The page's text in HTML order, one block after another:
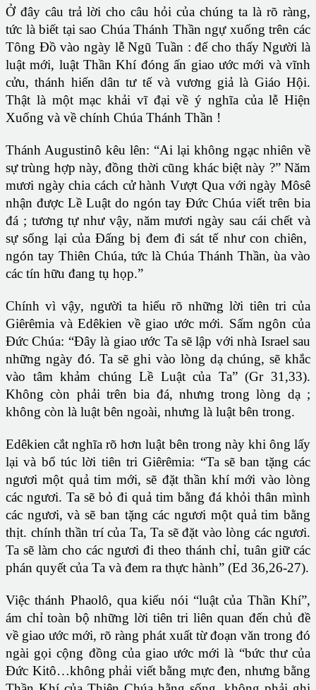
Ở đây câu trả lời cho câu hỏi của chúng ta là rõ ràng,
tức là biết tại sao Chúa Thánh Thần ngự xuống trên các
Tông Đồ vào ngày lễ Ngũ Tuần : để cho thấy Người là
luật mới, luật Thần Khí đóng ấn giao ước mới và vĩnh
cửu, thánh hiến dân tư tế và vương giả là Giáo Hội.
Thật là một mạc khải vĩ đại về ý nghĩa của lễ Hiện
Xuống và về chính Chúa Thánh Thần !
Thánh Augustinô kêu lên: “Ai lại không ngạc nhiên về
sự trùng hợp này, đồng thời cũng khác biệt này ?” Năm
mươi ngày chia cách cử hành Vượt Qua với ngày Môsê
nhận được Lề Luật do ngón tay Đức Chúa viết trên bia
đá ; tương tự như vậy, năm mươi ngày sau cái chết và
sự sống lại của Đấng bị đem đi sát tế như con chiên,
ngón tay Thiên Chúa, tức là Chúa Thánh Thần, ùa vào
các tín hữu đang tụ họp.”
Chính vì vậy, người ta hiểu rõ những lời tiên tri của
Giêrêmia và Edêkien về giao ước mới. Sấm ngôn của
Đức Chúa: “Đây là giao ước Ta sẽ lập với nhà Israel sau
những ngày đó. Ta sẽ ghi vào lòng dạ chúng, sẽ khắc
vào tâm khảm chúng Lề Luật của Ta” (Gr 31,33).
Không còn phải trên bia đá, nhưng trong lòng dạ ;
không còn là luật bên ngoài, nhưng là luật bên trong.
Edêkien cắt nghĩa rõ hơn luật bên trong này khi ông lấy
lại và bổ túc lời tiên tri Giêrêmia: “Ta sẽ ban tặng các
ngươi một quả tim mới, sẽ đặt thần khí mới vào lòng
các ngươi. Ta sẽ bỏ đi quả tim bằng đá khỏi thân mình
các ngươi, và sẽ ban tặng các ngươi một quả tim bằng
thịt. chính thần trí của Ta, Ta sẽ đặt vào lòng các ngươi.
Ta sẽ làm cho các ngươi đi theo thánh chỉ, tuân giữ các
phán quyết của Ta và đem ra thực hành” (Ed 36,26-27).
Việc thánh Phaolô, qua kiểu nói “luật của Thần Khí”,
ám chỉ toàn bộ những lời tiên tri liên quan đến chủ đề
về giao ước mới, rõ ràng phát xuất từ đoạn văn trong đó
ngài gọi cộng đồng của giao ước mới là “bức thư của
Đức Kitô…không phải viết bằng mực đen, nhưng bằng